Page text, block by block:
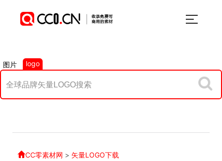
图片 logo
CC零素材网 > 矢量LOGO下载